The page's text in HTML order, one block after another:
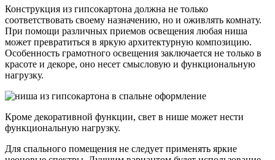
Конструкция из гипсокартона должна не только
соответствовать своему назначению, но и оживлять комнату.
При помощи различных приемов освещения любая ниша
может превратиться в яркую архитектурную композицию.
Особенность грамотного освещения заключается не только в
красоте и декоре, оно несет смысловую и функциональную
нагрузку.
Кроме декоративной функции, свет в нише может нести
функциональную нагрузку.
Для спального помещения не следует применять яркие